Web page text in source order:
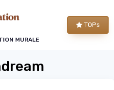
MURALE
TOPs